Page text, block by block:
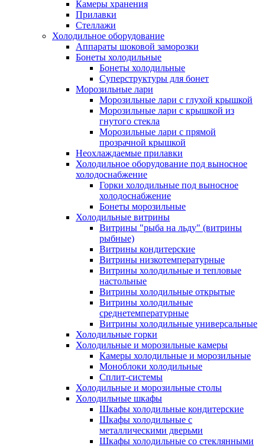
Камеры хранения
Прилавки
Стеллажи
Холодильное оборудование
Аппараты шоковой заморозки
Бонеты холодильные
Бонеты холодильные
Суперструктуры для бонет
Морозильные лари
Морозильные лари с глухой крышкой
Морозильные лари с крышкой из
гнутого стекла
Морозильные лари с прямой
прозрачной крышкой
Неохлаждаемые прилавки
Холодильное оборудование под выносное
холодоснабжение
Горки холодильные под выносное
холодоснабжение
Бонеты морозильные
Холодильные витрины
Витрины "рыба на льду" (витрины
рыбные)
Витрины кондитерские
Витрины низкотемпературные
Витрины холодильные и тепловые
настольные
Витрины холодильные открытые
Витрины холодильные
среднетемпературные
Витрины холодильные универсальные
Холодильные горки
Холодильные и морозильные камеры
Камеры холодильные и морозильные
Моноблоки холодильные
Сплит-системы
Холодильные и морозильные столы
Холодильные шкафы
Шкафы холодильные кондитерские
Шкафы холодильные с
металлическими дверьми
Шкафы холодильные со стеклянными